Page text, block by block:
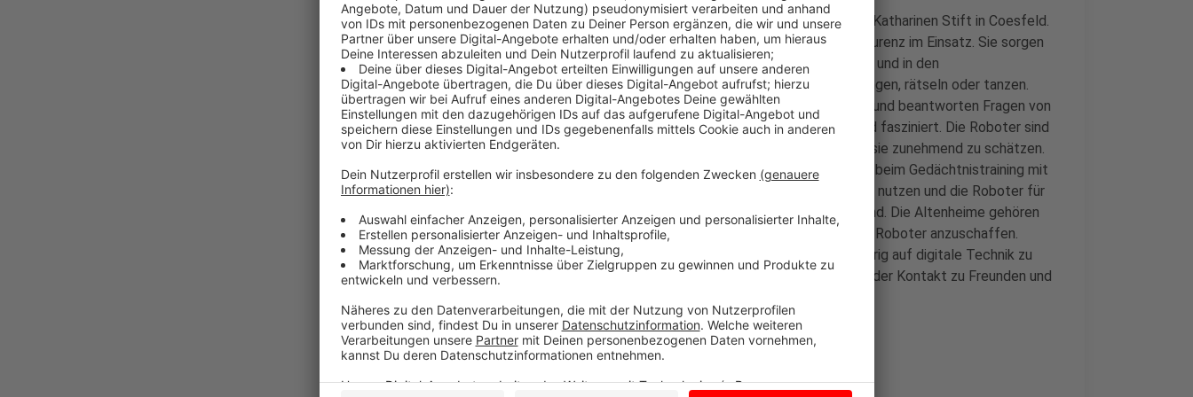
Eine erfreuliche Bilanz ziehen das St. Laurentius Stift und das St. Katharinen Stift in Coesfeld.
Seit fast einem dreiviertel Jahr sind hier die Roboter Kathi und Laurenz im Einsatz. Sie sorgen
für gute Laune bei den Bewohnern. Sie sind in den Wohnbereichen und in den
Gemeinschaftsräumen unterwegs. Wer möchte, kann mit ihnen singen, rätseln oder tanzen.
Auch im Eingangsbereich kommen Kathi und Laurenz zum Einsatz und beantworten Fragen von
Besuchern. Vor allem Enkelkinder, die Oma und Opa besuchen, sind fasziniert. Die Roboter sind
ein ergänzendes Angebot und als solches wissen die Mitarbeiter sie zunehmend zu schätzen.
Sie bauen die Roboter mit ihren integrierten Tablets zum Beispiel beim Gedächtnistraining mit
ein. Anfangs gab es noch häufiger Probleme die Technik richtig zu nutzen und die Roboter für
Aufgaben zu programmieren. Das läuft inzwischen weitgehend rund. Die Altenheime gehören
zur Christophorus-Gruppe. Diese plant im Moment keine weiteren Roboter anzuschaffen.
Stattdessen konzentriert sie sich darauf ältere Menschen neugierig auf digitale Technik zu
machen. Über Tablets oder Laptops zum Beispiel lässt sich auch der Kontakt zu Freunden und